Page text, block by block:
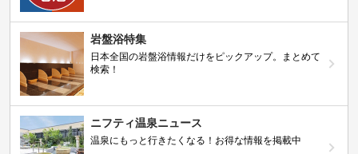
岩盤浴特集
日本全国の岩盤浴情報だけをピックアップ。まとめて
検索！
ニフティ温泉ニュース
温泉にもっと行きたくなる！お得な情報を掲載中